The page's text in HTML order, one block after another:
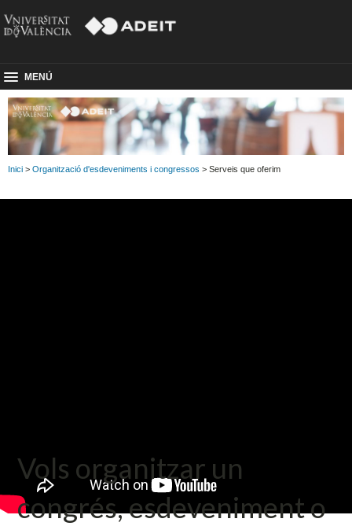
MENÚ
Inici > Organització d'esdeveniments i congressos > Serveis que oferim
Vols organitzar un
congrés, esdeveniment o